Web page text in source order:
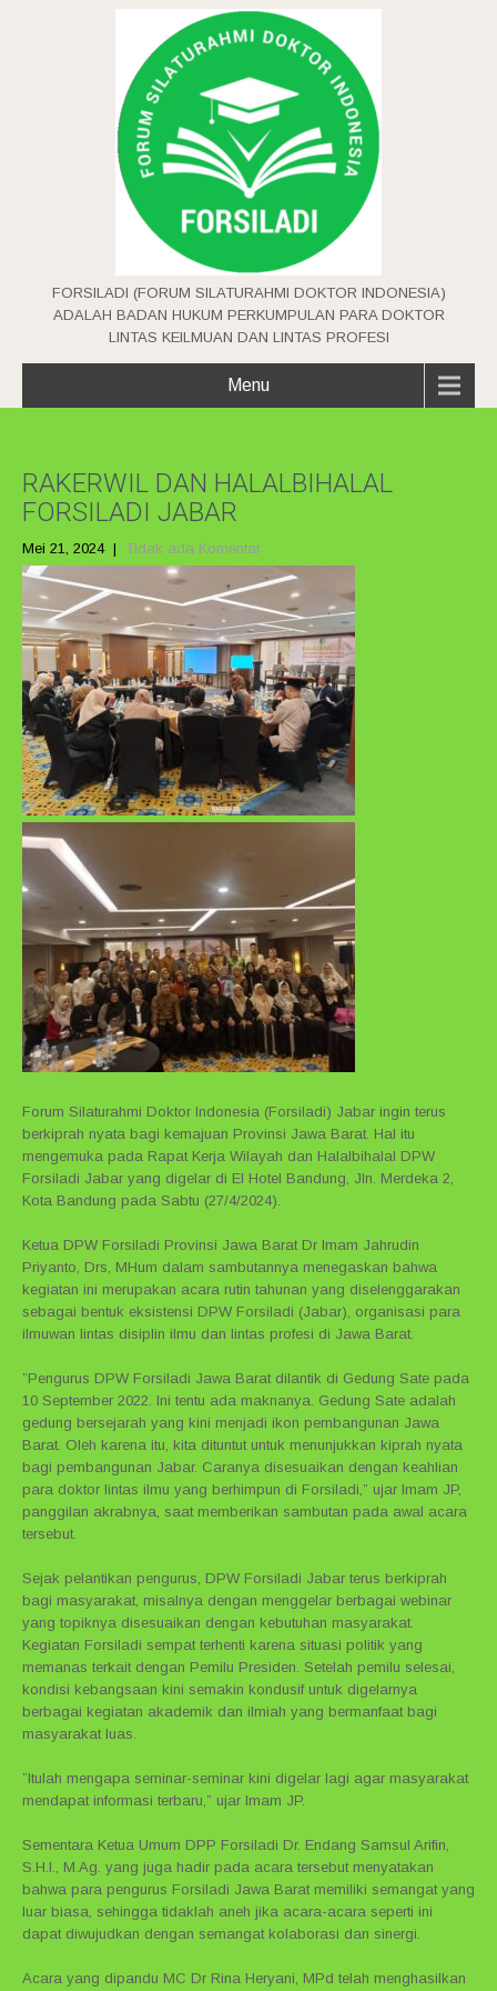
FORSILADI (FORUM SILATURAHMI DOKTOR INDONESIA)
ADALAH BADAN HUKUM PERKUMPULAN PARA DOKTOR
LINTAS KEILMUAN DAN LINTAS PROFESI
Menu
RAKERWIL DAN HALALBIHALAL
FORSILADI JABAR
Mei 21, 2024 | Tidak ada Komentar
Forum Silaturahmi Doktor Indonesia (Forsiladi) Jabar ingin terus
berkiprah nyata bagi kemajuan Provinsi Jawa Barat. Hal itu
mengemuka pada Rapat Kerja Wilayah dan Halalbihalal DPW
Forsiladi Jabar yang digelar di El Hotel Bandung, Jln. Merdeka 2,
Kota Bandung pada Sabtu (27/4/2024).
Ketua DPW Forsiladi Provinsi Jawa Barat Dr Imam Jahrudin
Priyanto, Drs, MHum dalam sambutannya menegaskan bahwa
kegiatan ini merupakan acara rutin tahunan yang diselenggarakan
sebagai bentuk eksistensi DPW Forsiladi (Jabar), organisasi para
ilmuwan lintas disiplin ilmu dan lintas profesi di Jawa Barat.
”Pengurus DPW Forsiladi Jawa Barat dilantik di Gedung Sate pada
10 September 2022. Ini tentu ada maknanya. Gedung Sate adalah
gedung bersejarah yang kini menjadi ikon pembangunan Jawa
Barat. Oleh karena itu, kita dituntut untuk menunjukkan kiprah nyata
bagi pembangunan Jabar. Caranya disesuaikan dengan keahlian
para doktor lintas ilmu yang berhimpun di Forsiladi,” ujar Imam JP,
panggilan akrabnya, saat memberikan sambutan pada awal acara
tersebut.
Sejak pelantikan pengurus, DPW Forsiladi Jabar terus berkiprah
bagi masyarakat, misalnya dengan menggelar berbagai webinar
yang topiknya disesuaikan dengan kebutuhan masyarakat.
Kegiatan Forsiladi sempat terhenti karena situasi politik yang
memanas terkait dengan Pemilu Presiden. Setelah pemilu selesai,
kondisi kebangsaan kini semakin kondusif untuk digelarnya
berbagai kegiatan akademik dan ilmiah yang bermanfaat bagi
masyarakat luas.
”Itulah mengapa seminar-seminar kini digelar lagi agar masyarakat
mendapat informasi terbaru,” ujar Imam JP.
Sementara Ketua Umum DPP Forsiladi Dr. Endang Samsul Arifin,
S.H.I., M.Ag. yang juga hadir pada acara tersebut menyatakan
bahwa para pengurus Forsiladi Jawa Barat memiliki semangat yang
luar biasa, sehingga tidaklah aneh jika acara-acara seperti ini
dapat diwujudkan dengan semangat kolaborasi dan sinergi.
Acara yang dipandu MC Dr Rina Heryani, MPd telah menghasilkan